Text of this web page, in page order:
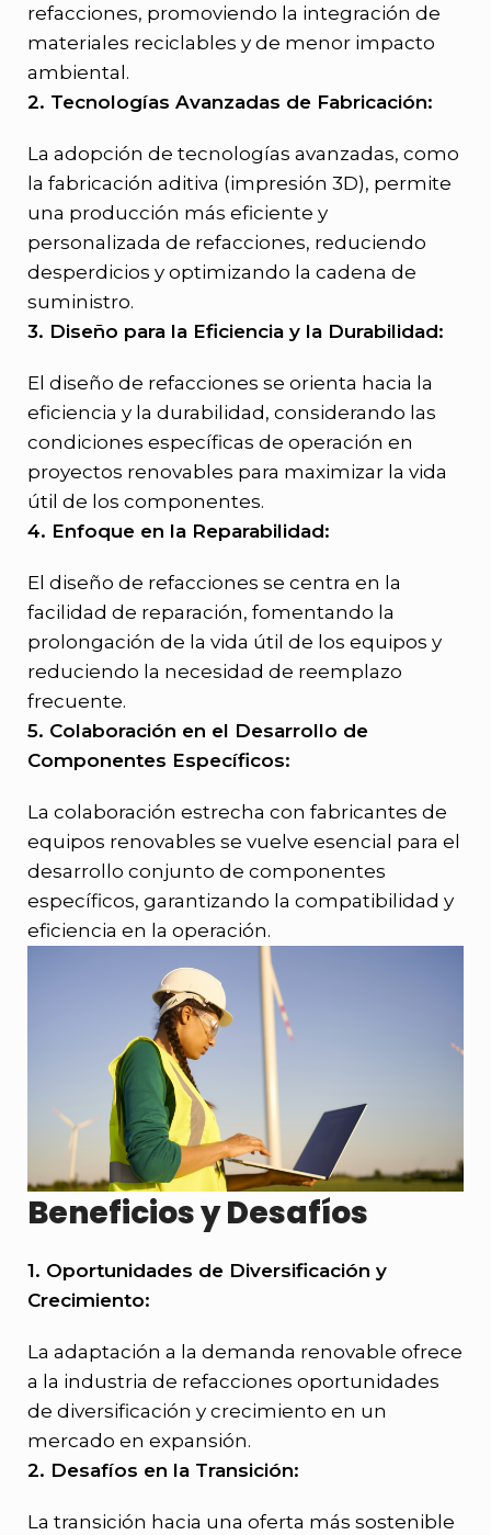
refacciones, promoviendo la integración de
materiales reciclables y de menor impacto
ambiental.
2. Tecnologías Avanzadas de Fabricación:
La adopción de tecnologías avanzadas, como
la fabricación aditiva (impresión 3D), permite
una producción más eficiente y
personalizada de refacciones, reduciendo
desperdicios y optimizando la cadena de
suministro.
3. Diseño para la Eficiencia y la Durabilidad:
El diseño de refacciones se orienta hacia la
eficiencia y la durabilidad, considerando las
condiciones específicas de operación en
proyectos renovables para maximizar la vida
útil de los componentes.
4. Enfoque en la Reparabilidad:
El diseño de refacciones se centra en la
facilidad de reparación, fomentando la
prolongación de la vida útil de los equipos y
reduciendo la necesidad de reemplazo
frecuente.
5. Colaboración en el Desarrollo de
Componentes Específicos:
La colaboración estrecha con fabricantes de
equipos renovables se vuelve esencial para el
desarrollo conjunto de componentes
específicos, garantizando la compatibilidad y
eficiencia en la operación.
Beneficios y Desafíos
1. Oportunidades de Diversificación y
Crecimiento:
La adaptación a la demanda renovable ofrece
a la industria de refacciones oportunidades
de diversificación y crecimiento en un
mercado en expansión.
2. Desafíos en la Transición:
La transición hacia una oferta más sostenible